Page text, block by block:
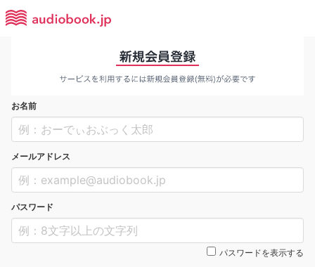
お名前
メールアドレス
パスワード
パスワードを表示する